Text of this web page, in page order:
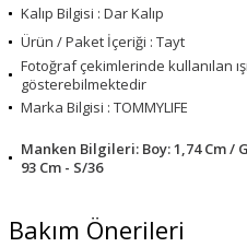
Kalıp Bilgisi : Dar Kalıp
Ürün / Paket İçeriği : Tayt
Fotoğraf çekimlerinde kullanılan
gösterebilmektedir
Marka Bilgisi : TOMMYLIFE
Manken Bilgileri: Boy: 1,74 Cm /
93 Cm - S/36
Bakım Önerileri